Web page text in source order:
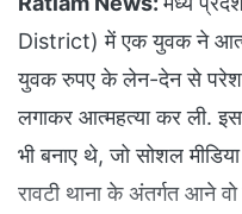
District) में एक युवक ने
युवक रुपए के लेन-देन से
लगाकर आत्महत्या कर ली.
भी बनाए थे, जो सोशल
रावटी थाना के अंतर्गत आने